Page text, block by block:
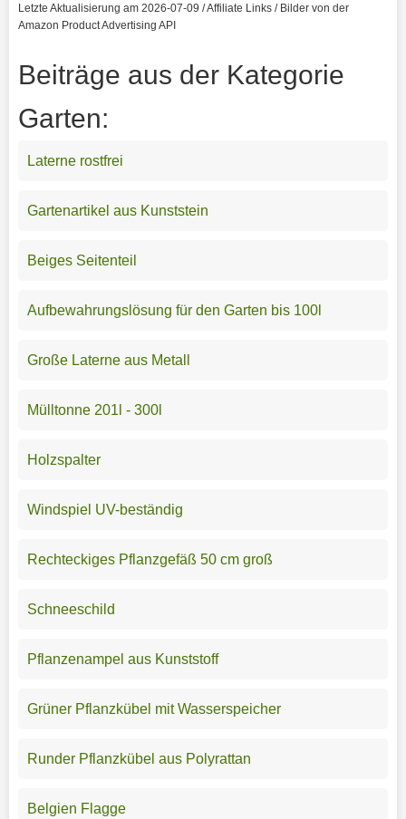
Letzte Aktualisierung am 2026-07-09 / Affiliate Links / Bilder von der
Amazon Product Advertising API
Beiträge aus der Kategorie
Garten:
Laterne rostfrei
Gartenartikel aus Kunststein
Beiges Seitenteil
Aufbewahrungslösung für den Garten bis 100l
Große Laterne aus Metall
Mülltonne 201l - 300l
Holzspalter
Windspiel UV-beständig
Rechteckiges Pflanzgefäß 50 cm groß
Schneeschild
Pflanzenampel aus Kunststoff
Grüner Pflanzkübel mit Wasserspeicher
Runder Pflanzkübel aus Polyrattan
Belgien Flagge